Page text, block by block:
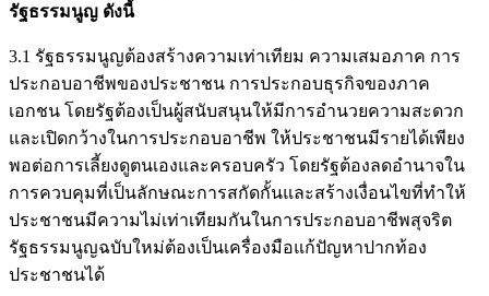
รัฐธรรมนูญ ดังนี้
3.1 รัฐธรรมนูญต้องสร้างความเท่าเทียม ความเสมอภาค การ
ประกอบอาชีพของประชาชน การประกอบธุรกิจของภาค
เอกชน โดยรัฐต้องเป็นผู้สนับสนุนให้มีการอำนวยความสะดวก
และเปิดกว้างในการประกอบอาชีพ ให้ประชาชนมีรายได้เพียง
พอต่อการเลี้ยงดูตนเองและครอบครัว โดยรัฐต้องลดอำนาจใน
การควบคุมที่เป็นลักษณะการสกัดกั้นและสร้างเงื่อนไขที่ทำให้
ประชาชนมีความไม่เท่าเทียมกันในการประกอบอาชีพสุจริต
รัฐธรรมนูญฉบับใหม่ต้องเป็นเครื่องมือแก้ปัญหาปากท้อง
ประชาชนได้